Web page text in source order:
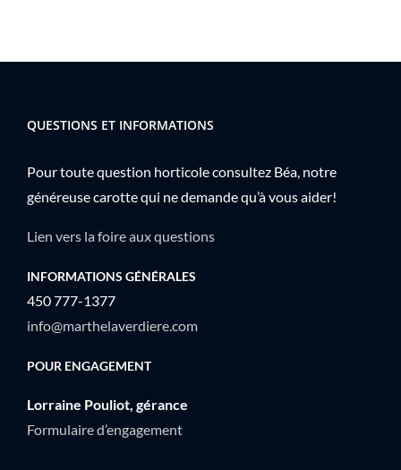
Les
être
la
page
produit
QUESTIONS ET INFORMATIONS
Pour toute question horticole consultez Béa, notre
généreuse carotte qui ne demande qu’à vous aider!
Lien vers la foire aux questions
INFORMATIONS GÉNÉRALES
450 777-1377
info@marthelaverdiere.com
POUR ENGAGEMENT
Lorraine Pouliot, gérance
Formulaire d’engagement